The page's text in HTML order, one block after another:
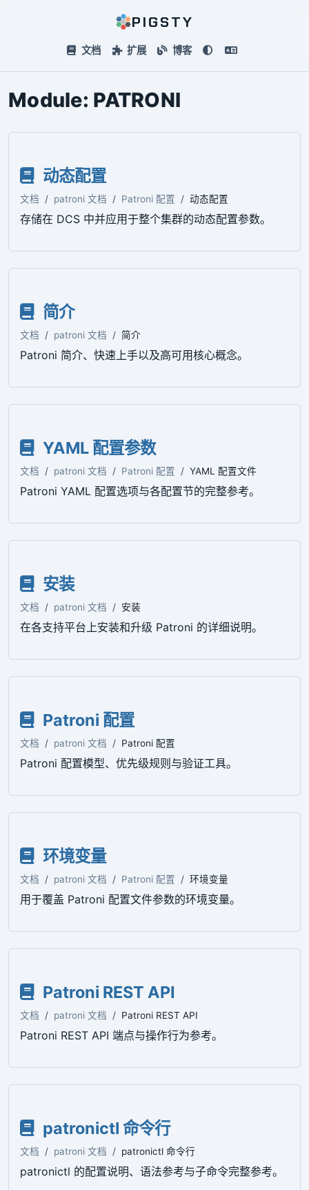
PIGSTY
文档 扩展 博客
Module: PATRONI
动态配置
文档 patroni 文档 Patroni 配置 动态配置
存储在 DCS 中并应用于整个集群的动态配置参数。
简介
文档 patroni 文档 简介
Patroni 简介、快速上手以及高可用核心概念。
YAML 配置参数
文档 patroni 文档 Patroni 配置 YAML 配置文件
Patroni YAML 配置选项与各配置节的完整参考。
安装
文档 patroni 文档 安装
在各支持平台上安装和升级 Patroni 的详细说明。
Patroni 配置
文档 patroni 文档 Patroni 配置
Patroni 配置模型、优先级规则与验证工具。
环境变量
文档 patroni 文档 Patroni 配置 环境变量
用于覆盖 Patroni 配置文件参数的环境变量。
Patroni REST API
文档 patroni 文档 Patroni REST API
Patroni REST API 端点与操作行为参考。
patronictl 命令行
文档 patroni 文档 patronictl 命令行
patronictl 的配置说明、语法参考与子命令完整参考。